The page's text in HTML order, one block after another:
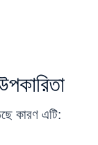
কারণ এটি: